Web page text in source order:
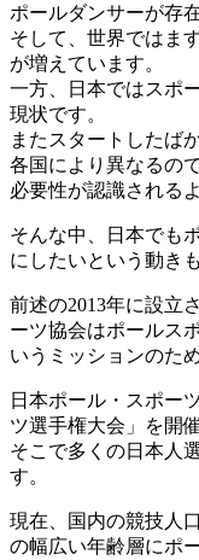
ポールダンサーが存
そして、世界ではま
が増えています。
一方、日本ではスポ
現状です。
またスタートしたば
各国により異なるの
必要性が認識される
そんな中、日本でも
にしたいという動き
前述の2013年に設立
ーツ協会はポールス
いうミッションのた
日本ポール・スポー
ツ選手権大会」を開
そこで多くの日本人
す。
現在、国内の競技人
の幅広い年齢層にポ